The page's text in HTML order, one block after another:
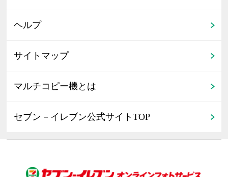
ヘルプ
サイトマップ
マルチコピー機とは
セブン－イレブン公式サイトTOP